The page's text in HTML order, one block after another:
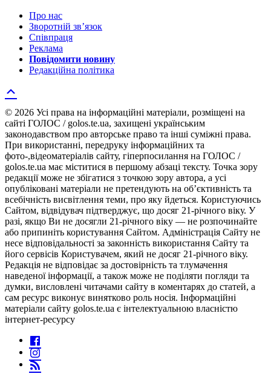
Про нас
Зворотній зв’язок
Співпраця
Реклама
Повідомити новину
Редакційна політика
© 2026 Усі права на інформаційні матеріали, розміщені на
сайті ГОЛОС / golos.te.ua, захищені українським
законодавством про авторське право та інші суміжні права.
При використанні, передруку інформаційних та
фото-,відеоматеріалів сайту, гіперпосилання на ГОЛОС /
golos.te.ua має міститися в першому абзаці тексту. Точка зору
редакції може не збігатися з точкою зору автора, а усі
опубліковані матеріали не претендують на об’єктивність та
всебічність висвітлення теми, про яку йдеться. Користуючись
Сайтом, відвідувач підтверджує, що досяг 21-річного віку. У
разі, якщо Ви не досягли 21-річного віку — не розпочинайте
або припиніть користування Сайтом. Адміністрація Сайту не
несе відповідальності за законність використання Сайту та
його сервісів Користувачем, який не досяг 21-річного віку.
Редакція не відповідає за достовірність та тлумачення
наведеної інформації, а також може не поділяти погляди та
думки, висловлені читачами сайту в коментарях до статей, а
сам ресурс виконує винятково роль носія. Інформаційні
матеріали сайту golos.te.ua є інтелектуальною власністю
інтернет-ресурсу